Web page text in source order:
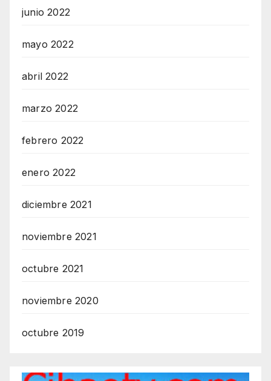
junio 2022
mayo 2022
abril 2022
marzo 2022
febrero 2022
enero 2022
diciembre 2021
noviembre 2021
octubre 2021
noviembre 2020
octubre 2019